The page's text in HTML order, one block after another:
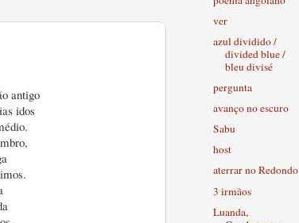
antigo
idos
ver
azul dividido /
divided blue /
bleu divisé
pergunta
avanço no escuro
Sabu
host
aterrar no Redondo
3 irmãos
Luanda,